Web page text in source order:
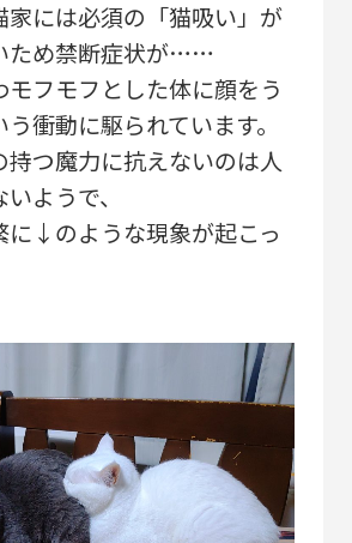
家には必須の「猫吸い」が
ため禁断症状が……
モフモフとした体に顔をう
衝動に駆られています。
持つ魔力に抗えないのは人
ようで、
に↓のような現象が起こっ